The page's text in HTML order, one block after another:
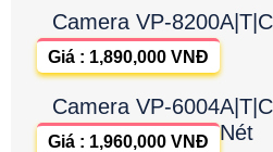
Camera VP-
Giá : 1,890,000 VNĐ
Camera VP-
Nét
Giá : 1,960,000 VNĐ